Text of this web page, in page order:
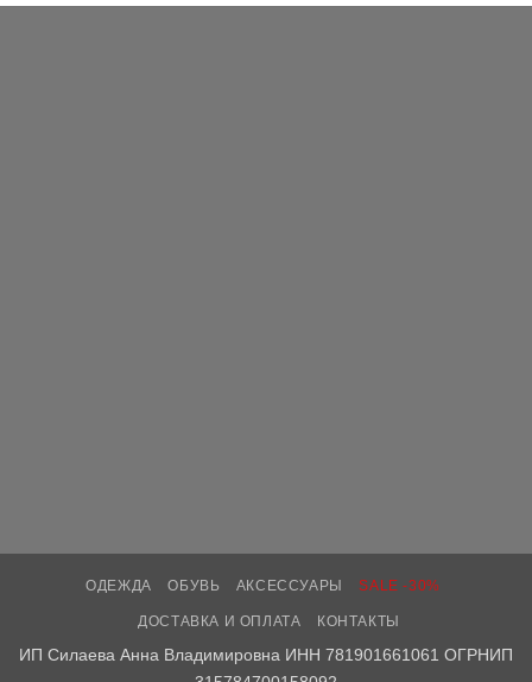
ОДЕЖДА ОБУВЬ АКСЕССУАРЫ SALE -30%
ДОСТАВКА И ОПЛАТА КОНТАКТЫ
ИП Силаева Анна Владимировна ИНН 781901661061 ОГРНИП